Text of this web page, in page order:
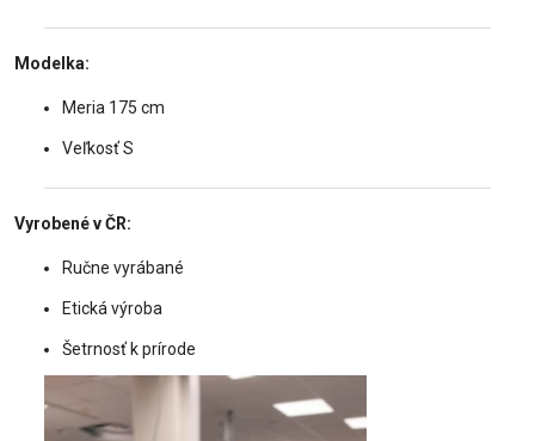
Modelka:
Meria 175 cm
Veľkosť S
Vyrobené v ČR:
Ručne vyrábané
Etická výroba
Šetrnosť k prírode